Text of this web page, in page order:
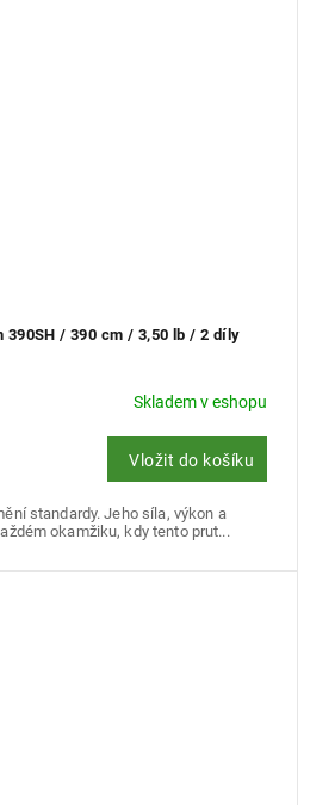
390SH / 390 cm / 3,50 lb / 2 díly
Skladem v eshopu
Vložit do košíku
standardy. Jeho síla, výkon a
okamžiku, kdy tento prut...